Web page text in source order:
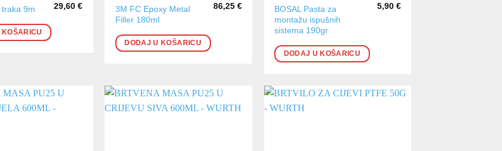
9m 29,60€
KOŠARICU
3M FC Epoxy Metal
Filler 180ml
86,25 €
DODAJ U KOŠARICU
BOSAL Pasta za
montažu ispušnih
sistema 190gr
5,90 €
DODAJ U KOŠARICU